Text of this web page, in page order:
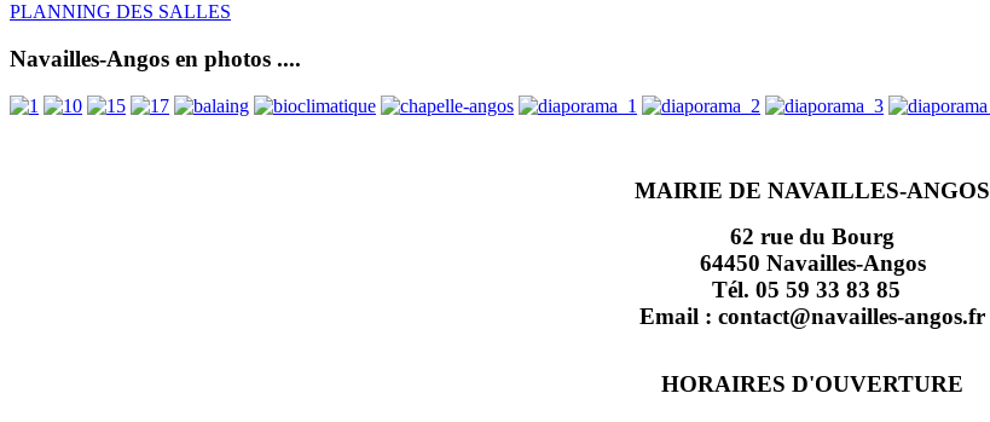
PLANNING DES SALLES
Navailles-Angos en photos ....
MAIRIE DE NAVAILLES-ANGOS
62 rue du Bourg
64450 Navailles-Angos
Tél. 05 59 33 83 85
Email : contact@navailles-angos.fr
HORAIRES D'OUVERTURE